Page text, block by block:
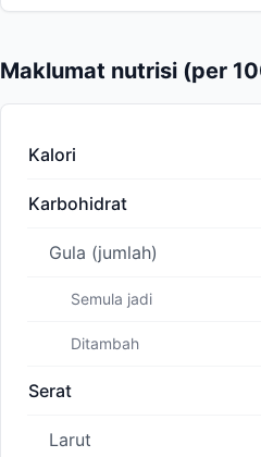
Maklumat nutrisi (per
Kalori
Karbohidrat
Gula (jumlah)
Semula jadi
Ditambah
Serat
Larut